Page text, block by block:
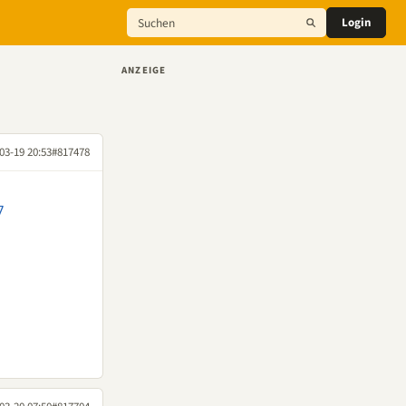
Login
19 20:53#817478
ANZEIGE